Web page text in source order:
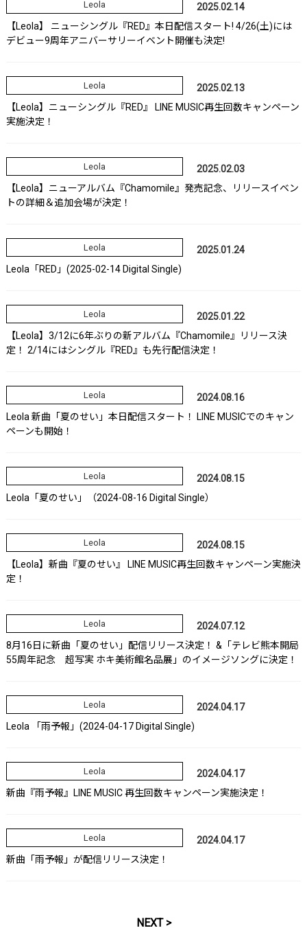
Leola
2025.02.14
【Leola】 ニューシングル『RED』本日配信スタート! 4/26(土)には
デビュー9周年アニバーサリーイベント開催も決定!
Leola
2025.02.13
【Leola】ニューシングル『RED』 LINE MUSIC再生回数キャンペーン
実施決定！
Leola
2025.02.03
【Leola】ニューアルバム『Chamomile』発売記念、リリースイベン
トの詳細＆追加会場が決定！
Leola
2025.01.24
Leola「RED」(2025-02-14 Digital Single)
Leola
2025.01.22
【Leola】3/12に6年ぶりの新アルバム『Chamomile』リリース決
定！ 2/14にはシングル『RED』も先行配信決定！
Leola
2024.08.16
Leola 新曲「夏のせい」本日配信スタート！ LINE MUSICでのキャン
ペーンも開始！
Leola
2024.08.15
Leola「夏のせい」（2024-08-16 Digital Single）
Leola
2024.08.15
【Leola】新曲『夏のせい』 LINE MUSIC再生回数キャンペーン実施決
定！
Leola
2024.07.12
8月16日に新曲「夏のせい」配信リリース決定！ &「テレビ熊本開局
55周年記念 超写実 ホキ美術館名品展」のイメージソングに決定！
Leola
2024.04.17
Leola 「雨予報」(2024-04-17 Digital Single)
Leola
2024.04.17
新曲『雨予報』LINE MUSIC 再生回数キャンペーン実施決定！
Leola
2024.04.17
新曲「雨予報」が配信リリース決定！
NEXT >